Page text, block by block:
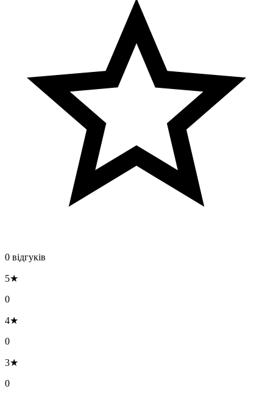
0 відгуків
5★
0
4★
0
3★
0